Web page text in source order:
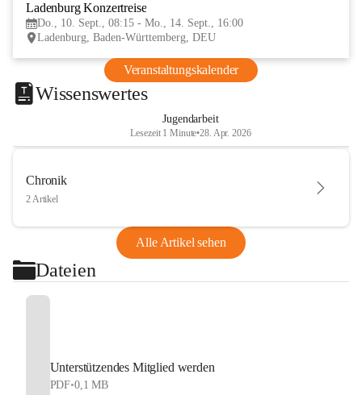
Ladenburg Konzertreise
Do., 10. Sept., 08:15 - Mo., 14. Sept., 16:00
Ladenburg, Baden-Württemberg, DEU
Veranstaltungskalender
Wissenswertes
Jugendarbeit
Lesezeit 1 Minute•28. Apr. 2026
Chronik
2 Artikel
Alle Artikel sehen
Dateien
Unterstützendes Mitglied werden
PDF•0,1 MB